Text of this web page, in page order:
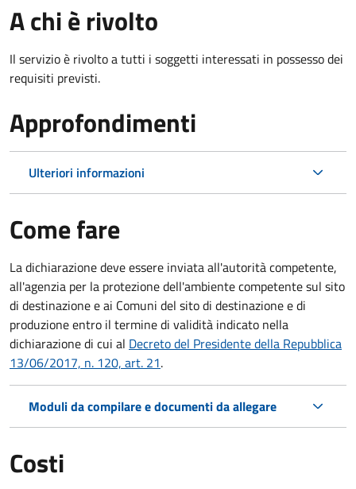
A chi è rivolto
Il servizio è rivolto a tutti i soggetti interessati in possesso dei
requisiti previsti.
Approfondimenti
Ulteriori informazioni
Come fare
La dichiarazione deve essere inviata all'autorità competente,
all'agenzia per la protezione dell'ambiente competente sul sito
di destinazione e ai Comuni del sito di destinazione e di
produzione entro il termine di validità indicato nella
dichiarazione di cui al Decreto del Presidente della Repubblica
13/06/2017, n. 120, art. 21.
Moduli da compilare e documenti da allegare
Costi